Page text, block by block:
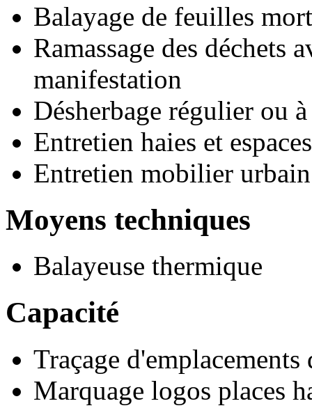
Balayage de feuilles
Ramassage des déchets
manifestation
Désherbage régulier ou
Entretien haies et
Entretien mobilier
Moyens techniques
Balayeuse thermique
Capacité
Traçage
Marquage logos places